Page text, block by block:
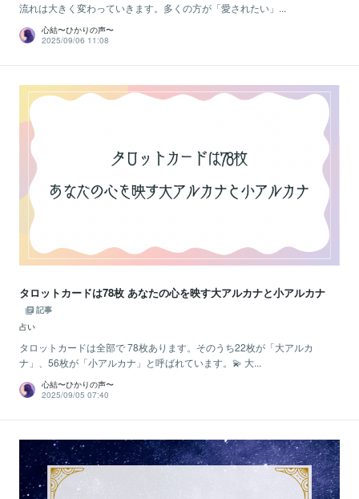
流れは大きく変わっていきます。多くの方が「愛されたい」...
心結〜ひかりの声〜
2025/09/06 11:08
タロットカードは78枚 あなたの心を映す大アルカナと小アルカナ
記事
占い
タロットカードは全部で 78枚あります。そのうち22枚が「大アルカ
ナ」、56枚が「小アルカナ」と呼ばれています。💫 大...
心結〜ひかりの声〜
2025/09/05 07:40